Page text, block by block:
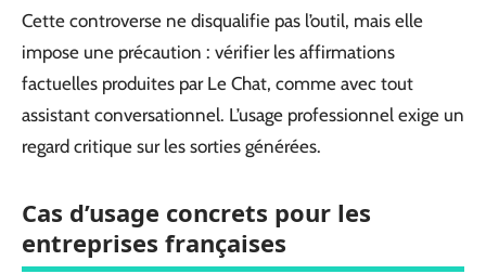
Cette controverse ne disqualifie pas l’outil, mais elle
impose une précaution : vérifier les affirmations
factuelles produites par Le Chat, comme avec tout
assistant conversationnel. L’usage professionnel exige un
regard critique sur les sorties générées.
Cas d’usage concrets pour les
entreprises françaises